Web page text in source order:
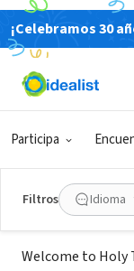
¡Celebramos 30
Participa
Filtros Idioma
Holy
(South
South River, NJ|
Acerca de
Welcome to Holy